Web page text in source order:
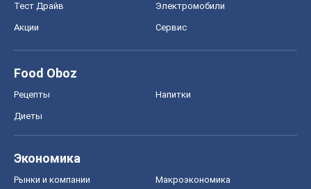
Тест Драйв Электромобили
Акции Сервис
Food Oboz
Рецепты Напитки
Диеты
Экономика
Рынки и компании Mакроэкономика